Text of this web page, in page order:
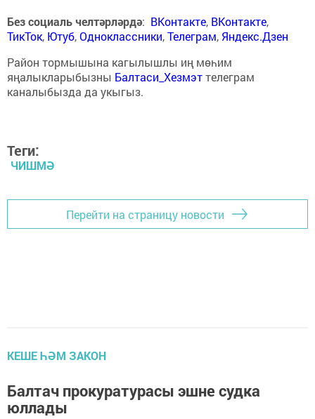
Без социаль челтәрләрдә: ВКонтакте, ВКонтакте,
ТикТок, Ютуб,Одноклассники,Телеграм, Яндекс.Дзен
Район тормышына кагылышлы иң мөһим
яңалыкларыбызны Балтаси_Хезмэттелеграм
каналыбызда да укыгыз.
Теги:
ЧИШМӘ
Перейти на страницу новости
КЕШЕ ҺӘМ ЗАКОН
Балтач прокуратурасы эшне судка
юллады